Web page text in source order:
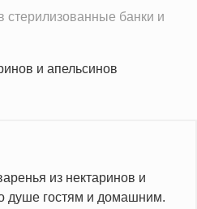
стерилизованные банки и
из нектаринов и
душе гостям и домашним.